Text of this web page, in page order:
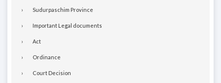
Sudurpaschim Province
Important Legal documents
Act
Ordinance
Court Decision